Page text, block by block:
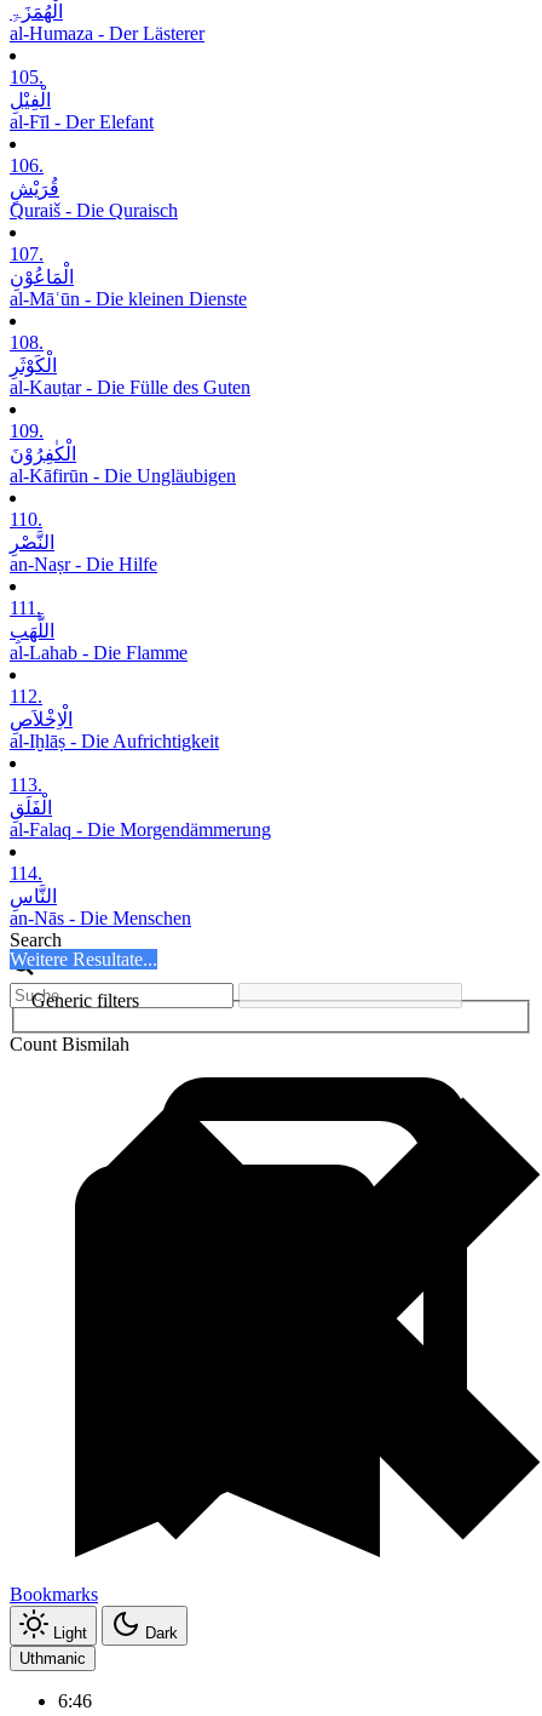
الْھُمَزَۃِ
al-Humaza - Der Lästerer
105.
الْفِیْلِ
al-Fīl - Der Elefant
106.
قُرَیْشٍ
Quraiš - Die Quraisch
107.
الْمَاعُوْنِ
al-Māʿūn - Die kleinen Dienste
108.
الْکَوْثَرِ
al-Kauṯar - Die Fülle des Guten
109.
الْکٰفِرُوْنَ
al-Kāfirūn - Die Ungläubigen
110.
النَّصْرِ
an-Naṣr - Die Hilfe
111.
اللَّھَبِ
al-Lahab - Die Flamme
112.
الْاِخْلاَصِ
al-Iḫlāṣ - Die Aufrichtigkeit
113.
الْفَلَقِ
al-Falaq - Die Morgendämmerung
114.
النَّاسِ
an-Nās - Die Menschen
Search
Weitere Resultate...
Generic filters
Count Bismilah
Bookmarks
Light
Dark
Uthmanic
6:46